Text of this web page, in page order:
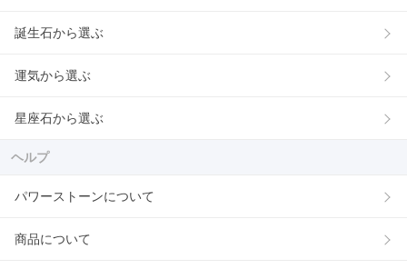
誕生石から選ぶ
運気から選ぶ
星座石から選ぶ
ヘルプ
パワーストーンについて
商品について